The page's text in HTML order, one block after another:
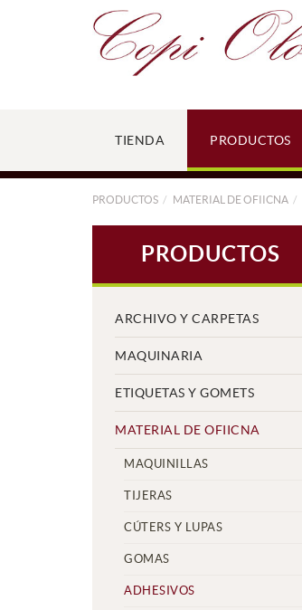
TIENDA PRODUCTOS
PRODUCTOS MATERIAL DE OFIICNA
PRODUCTOS
ARCHIVO Y CARPETAS
MAQUINARIA
ETIQUETAS Y GOMETS
MATERIAL DE OFIICNA
MAQUINILLAS
TIJERAS
CÚTERS Y LUPAS
GOMAS
ADHESIVOS